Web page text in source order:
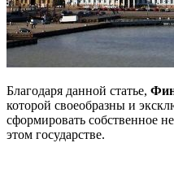
Благодаря данной статье,
которой своеобразны и
сформировать собственное
этом государстве.